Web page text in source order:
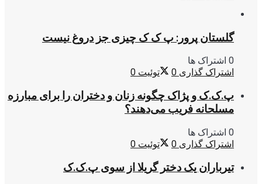
گلستان پرور: پ ک ک چیزی جز دروغ نیست
0 اشتراک ها
اشتراک گذاری 0 توئیت 0
پ.ک.ک و پژاک چگونه زنان و دختران را برای مبارزه
مسلحانه فریب می‌دهند؟
0 اشتراک ها
اشتراک گذاری 0 توئیت 0
تیرباران یک دختر گریلا از سوی پ.ک.ک